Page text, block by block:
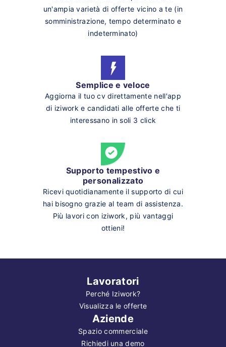
un'ampia varietà di offerte vicino a te (in
somministrazione, tempo determinato e
indeterminato)
Semplice e veloce
Aggiorna il tuo cv direttamente nell'app
di iziwork e candidati alle offerte che ti
interessano in soli 3 click
Supporto tempestivo e
personalizzato
Ricevi quotidianamente il supporto di cui
hai bisogno grazie al team di assistenza.
Più lavori con iziwork, più vantaggi
ottieni!
Lavoratori
Perché Iziwork?
Visualizza le offerte
Aziende
Spazio commerciale
Richiedi una demo